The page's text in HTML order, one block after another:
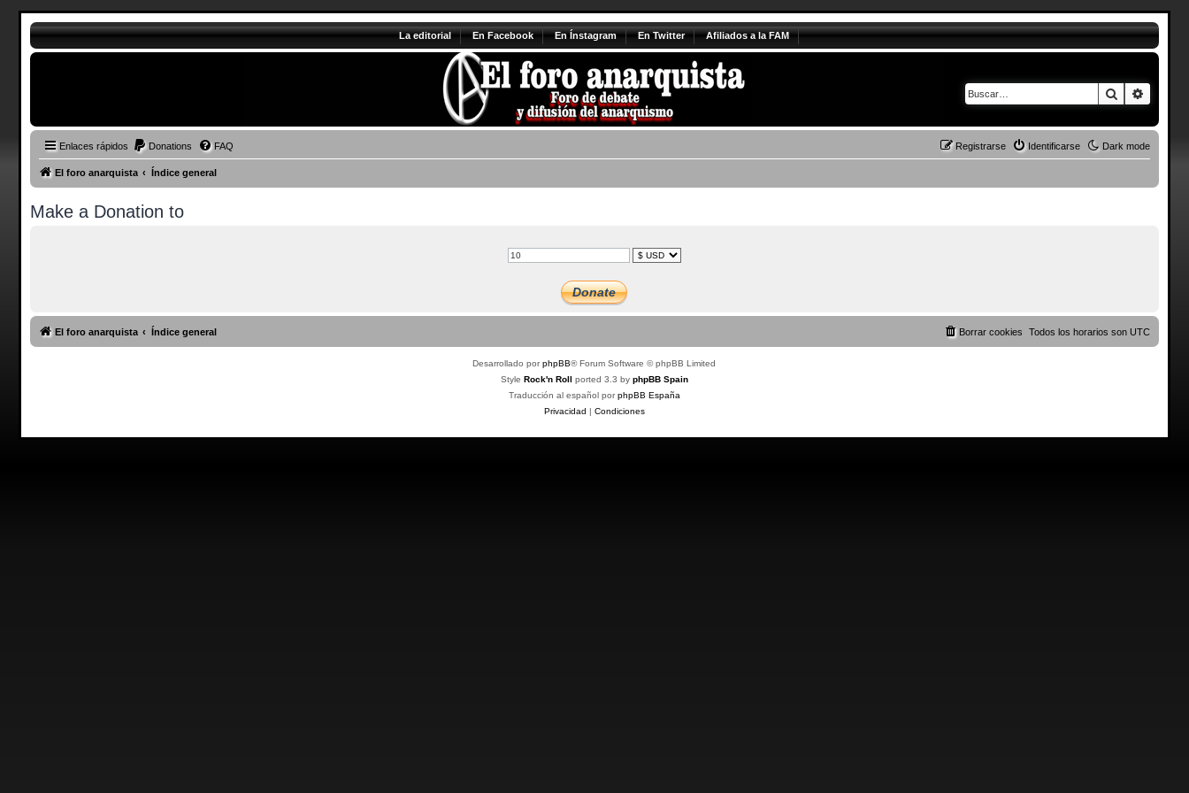
La editorial En Facebook En Ínstagram En Twitter Afiliados a la FAM
Buscar
Enlaces rápidos Dark mode
Donations FAQ Identificarse
Registrarse
El foro anarquista Índice general
Make a Donation to
El foro anarquista Índice general Todos los horarios sonUTC
Borrar cookies
Desarrollado porphpBB® Forum Software © phpBB Limited
Style Rock'n Roll ported 3.3 by phpBB Spain
Traducción al español porphpBB España
Privacidad | Condiciones